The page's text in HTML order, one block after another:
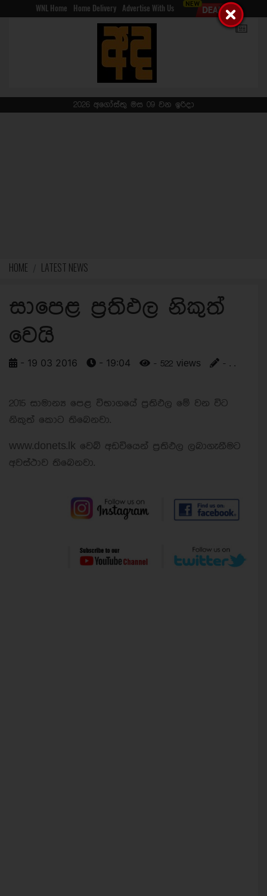
WNL Home Home Delivery Advertise With Us
2026 අගෝස්තු මස 09 වන ඉරිදා
HOME LATEST NEWS
සාපෙළ ප්‍රතිඵල නිකුත්
වෙයි
- 19 03 2016 - 19:04 - 522 views - . .
2015 සාමාන්‍ය පෙළ විභාගයේ ප්‍රතිඵල මේ වන විට
නිකුත් කොට තිබෙනවා.
www.donets.lk වෙබ් අඩවියෙන් ප්‍රතිඵල ලබාගැනීමට
අවස්ථාව තිබෙනවා.